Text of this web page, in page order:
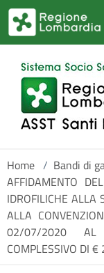
Salta al contenuto
Home / Bandi di
AFFIDAMENTO
IDROFILICHE ALLA
ALLA
02/07/2020 AL
COMPLESSIVO DI